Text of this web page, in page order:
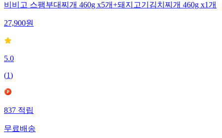
비비고 스팸부대찌개 460g x5개+돼지고기김치찌개 460g x1개
27,900원
5.0
(1)
837 적립
무료배송